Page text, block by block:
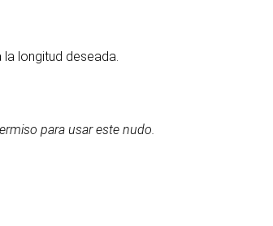
longitud deseada.
para usar este nudo.